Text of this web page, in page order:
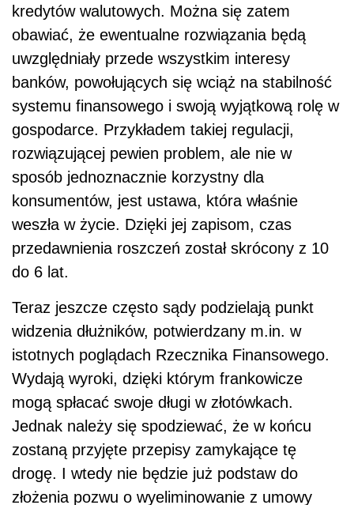
kredytów walutowych. Można się zatem
obawiać, że ewentualne rozwiązania będą
uwzględniały przede wszystkim interesy
banków, powołujących się wciąż na stabilność
systemu finansowego i swoją wyjątkową rolę w
gospodarce. Przykładem takiej regulacji,
rozwiązującej pewien problem, ale nie w
sposób jednoznacznie korzystny dla
konsumentów, jest ustawa, która właśnie
weszła w życie. Dzięki jej zapisom, czas
przedawnienia roszczeń został skrócony z 10
do 6 lat.
Teraz jeszcze często sądy podzielają punkt
widzenia dłużników, potwierdzany m.in. w
istotnych poglądach Rzecznika Finansowego.
Wydają wyroki, dzięki którym frankowicze
mogą spłacać swoje długi w złotówkach.
Jednak należy się spodziewać, że w końcu
zostaną przyjęte przepisy zamykające tę
drogę. I wtedy nie będzie już podstaw do
złożenia pozwu o wyeliminowanie z umowy